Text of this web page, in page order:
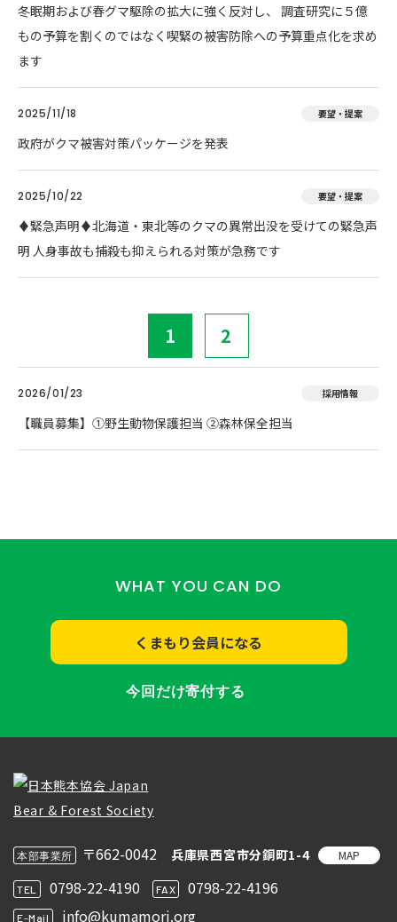
冬眠期および春グマ駆除の拡大に強く反対し、 調査研究に５億
もの予算を割くのではなく喫緊の被害防除への予算重点化を求め
ます
2025/11/18 要望・提案
政府がクマ被害対策パッケージを発表
2025/10/22 要望・提案
♦️緊急声明♦️北海道・東北等のクマの異常出没を受けての緊急声
明 人身事故も捕殺も抑えられる対策が急務です
1 2
2026/01/23 採用情報
【職員募集】①野生動物保護担当 ②森林保全担当
WHAT YOU CAN DO
くまもり会員になる
今回だけ寄付する
本部事業所 〒662-0042 兵庫県西宮市分銅町1-4 MAP
TEL 0798-22-4190 FAX 0798-22-4196
E-Mail info@kumamori.org